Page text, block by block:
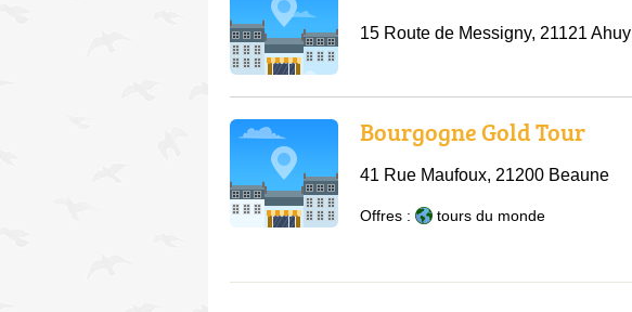
15 Route de Messigny, 21121 Ahuy
Bourgogne Gold Tour
41 Rue Maufoux, 21200 Beaune
Offres : tours du monde